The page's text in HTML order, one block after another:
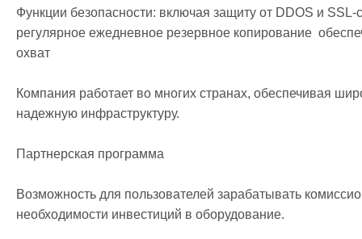
Функции безопасности: включая защиту от DDOS и
регулярное ежедневное резервное копирование
охват
Компания работает во многих странах, обеспечивая
надежную инфраструктуру.
Партнерская программа
Возможность для пользователей зарабатывать
необходимости инвестиций в оборудование.